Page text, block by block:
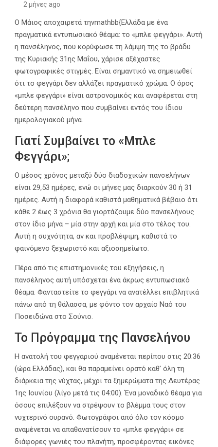
2 μήνες ago
Ο Μάιος αποχαιρετά τηνmathbb{Ελλάδα με ένα
πραγματικά εντυπωσιακό θέαμα: το «μπλε φεγγάρι». Αυτή
η πανσέληνος, που κορύφωσε τη λάμψη της το βράδυ
της Κυριακής 31ης Μαΐου, χάρισε αξέχαστες
φωτογραφικές στιγμές. Είναι σημαντικό να σημειωθεί
ότι το φεγγάρι δεν αλλάζει πραγματικό χρώμα. Ο όρος
«μπλε φεγγάρι» είναι αστρονομικός και αναφέρεται στη
δεύτερη πανσέληνο που συμβαίνει εντός του ίδιου
ημερολογιακού μήνα.
Γιατί Συμβαίνει το «Μπλε
Φεγγάρι»;
Ο μέσος χρόνος μεταξύ δύο διαδοχικών πανσελήνων
είναι 29,53 ημέρες, ενώ οι μήνες μας διαρκούν 30 ή 31
ημέρες. Αυτή η διαφορά καθιστά μαθηματικά βέβαιο ότι
κάθε 2 έως 3 χρόνια θα γιορτάζουμε δύο πανσελήνους
στον ίδιο μήνα – μία στην αρχή και μία στο τέλος του.
Αυτή η συχνότητα, αν και προβλέψιμη, καθιστά το
φαινόμενο ξεχωριστό και αξιοσημείωτο.
Πέρα από τις επιστημονικές του εξηγήσεις, η
πανσέληνος αυτή υπόσχεται ένα άκρως εντυπωσιακό
θέαμα. Φανταστείτε το φεγγάρι να ανατέλλει επιβλητικά
πάνω από τη θάλασσα, με φόντο τον αρχαίο Ναό του
Ποσειδώνα στο Σούνιο.
Το Πρόγραμμα της Πανσελήνου
Η ανατολή του φεγγαριού αναμένεται περίπου στις 20:36
(ώρα Ελλάδας), και θα παραμείνει ορατό καθ’ όλη τη
διάρκεια της νύχτας, μέχρι τα ξημερώματα της Δευτέρας
1ης Ιουνίου (λίγο μετά τις 04:00). Ένα μοναδικό θέαμα για
όσους επιλέξουν να στρέψουν το βλέμμα τους στον
νυχτερινό ουρανό. Φωτογράφοι από όλο τον κόσμο
αναμένεται να απαθανατίσουν το «μπλε φεγγάρι» σε
διάφορες γωνιές του πλανήτη, προσφέροντας εικόνες